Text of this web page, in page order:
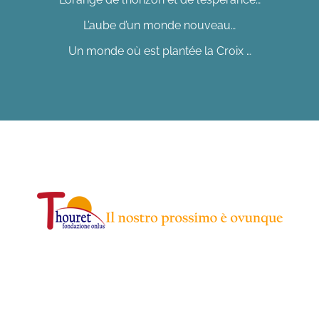
L’aube d’un monde nouveau…
Un monde où est plantée la Croix …